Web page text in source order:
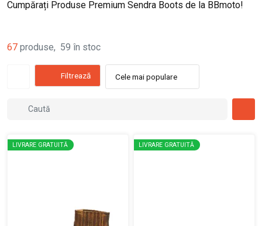
Cumpărați Produse Premium Sendra Boots de la BBmoto!
67 produse, 59 în stoc
Filtrează Cele mai populare
LIVRARE GRATUITĂ LIVRARE GRATUITĂ